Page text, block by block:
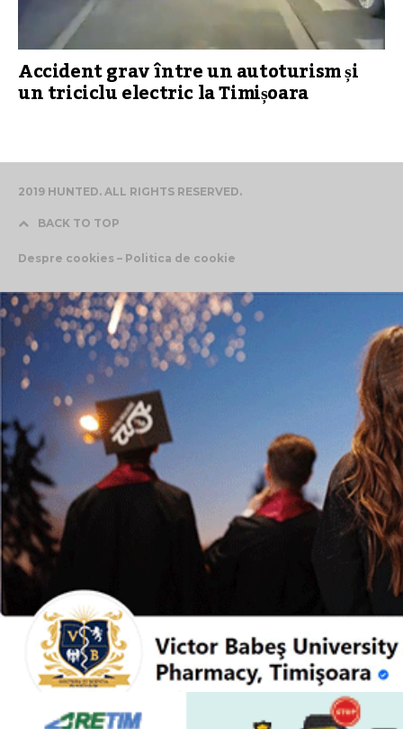
Accident grav între un autoturism și
un triciclu electric la Timișoara
2019 HUNTED. ALL RIGHTS RESERVED.
BACK TO TOP
Despre cookies – Politica de cookie